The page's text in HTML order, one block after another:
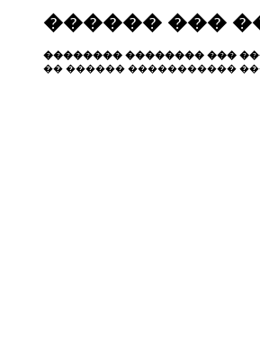
������ ���
�������� �������� ���
�� ������ �����������